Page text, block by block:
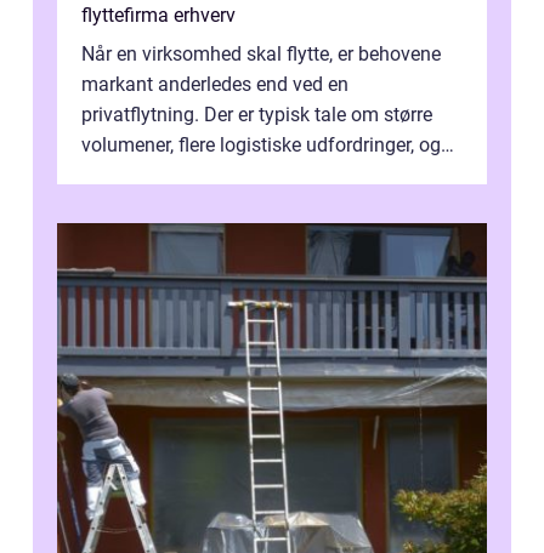
flyttefirma erhverv
Når en virksomhed skal flytte, er behovene
markant anderledes end ved en
privatflytning. Der er typisk tale om større
volumener, flere logistiske udfordringer, og